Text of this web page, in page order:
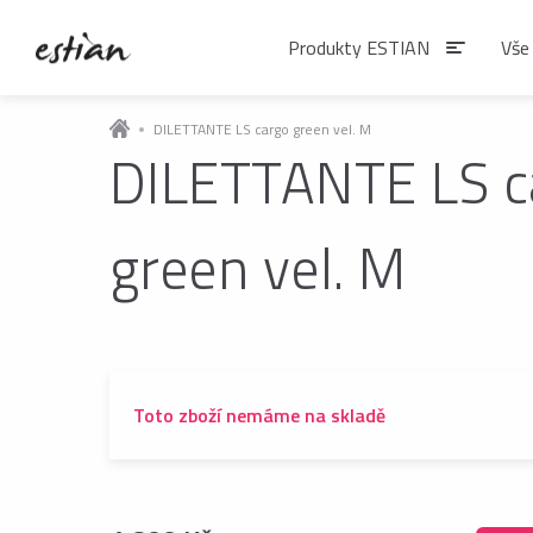
DILETTANTE LS cargo green vel. M
DILETTANTE LS
green vel. M
Toto zboží nemáme na skladě
Produkty ESTIAN
Produkty
VÝDEJNÍKY VODY
ČAJE